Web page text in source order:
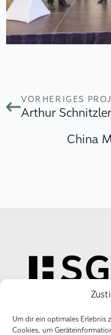
Um dir ein optimales Erlebnis
Cookies, um
VORHERIGES
Arthur
China